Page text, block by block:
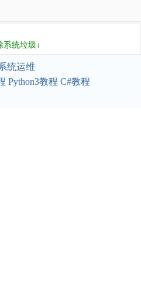
系统垃圾↓
统运维
Python3教程 C#教程